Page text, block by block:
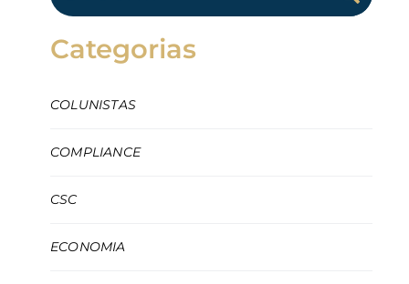
Categorias
COLUNISTAS
COMPLIANCE
CSC
ECONOMIA